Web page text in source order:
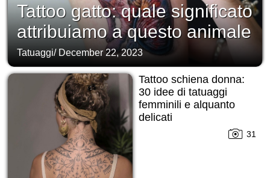
Tattoo gatto: quale significato
attribuiamo a questo animale
Tatuaggi/ December 22, 2023
Tattoo schiena donna:
30 idee di tatuaggi
femminili e alquanto
delicati
31